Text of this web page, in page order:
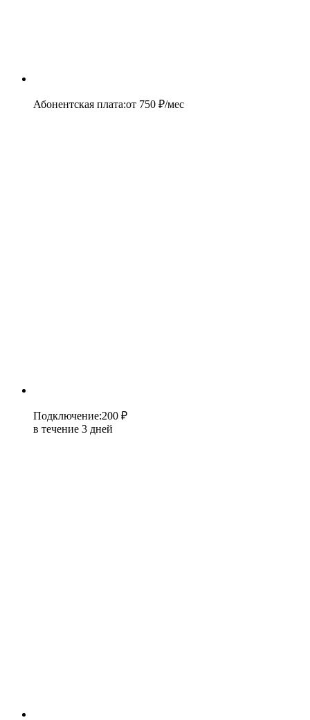
Абонентская плата:от 750 ₽/мес
Подключение:200 ₽
в течение 3 дней